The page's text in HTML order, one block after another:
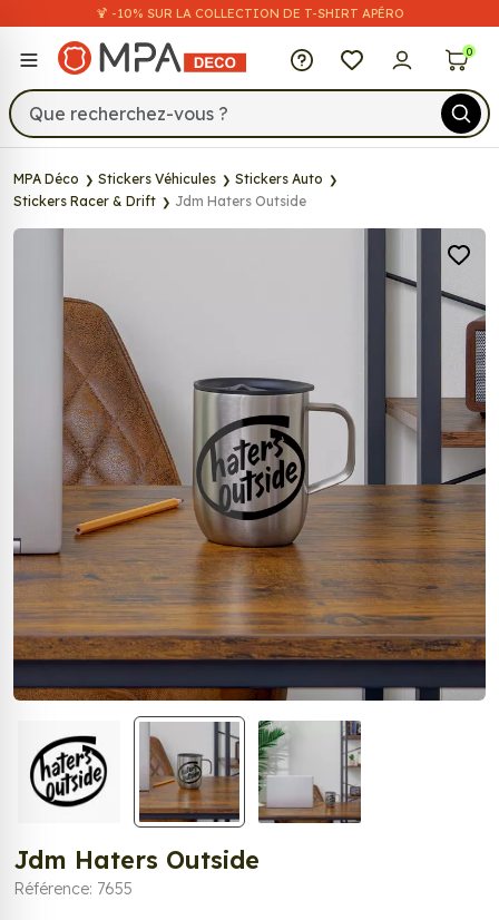
🍹 -10% SUR LA COLLECTION DE T-SHIRT APÉRO
MPA Déco 0
MPA Déco Stickers Véhicules
Stickers Auto
Stickers Racer & Drift
Jdm Haters Outside
Jdm Haters Outside
Référence: 7655